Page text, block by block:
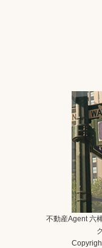
不動産Agent 六